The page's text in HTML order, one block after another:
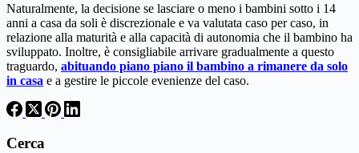
Naturalmente, la decisione se lasciare o meno i bambini sotto i 14
anni a casa da soli è discrezionale e va valutata caso per caso, in
relazione alla maturità e alla capacità di autonomia che il bambino ha
sviluppato. Inoltre, è consigliabile arrivare gradualmente a questo
traguardo, abituando piano piano il bambino a rimanere da solo
in casa e a gestire le piccole evenienze del caso.
Cerca